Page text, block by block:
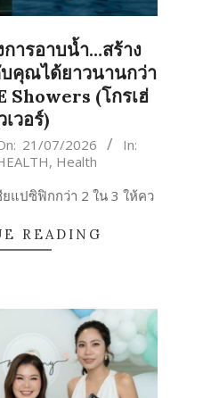
ารอาบน้ำ…สร้าง
คุณได้ยาวนานกว่า
Showers (โกรเฮ่
เวอร์)
21/07/2026
In:
, Health
แปซิฟิกกว่า 2 ใน 3 ให้คว
READING